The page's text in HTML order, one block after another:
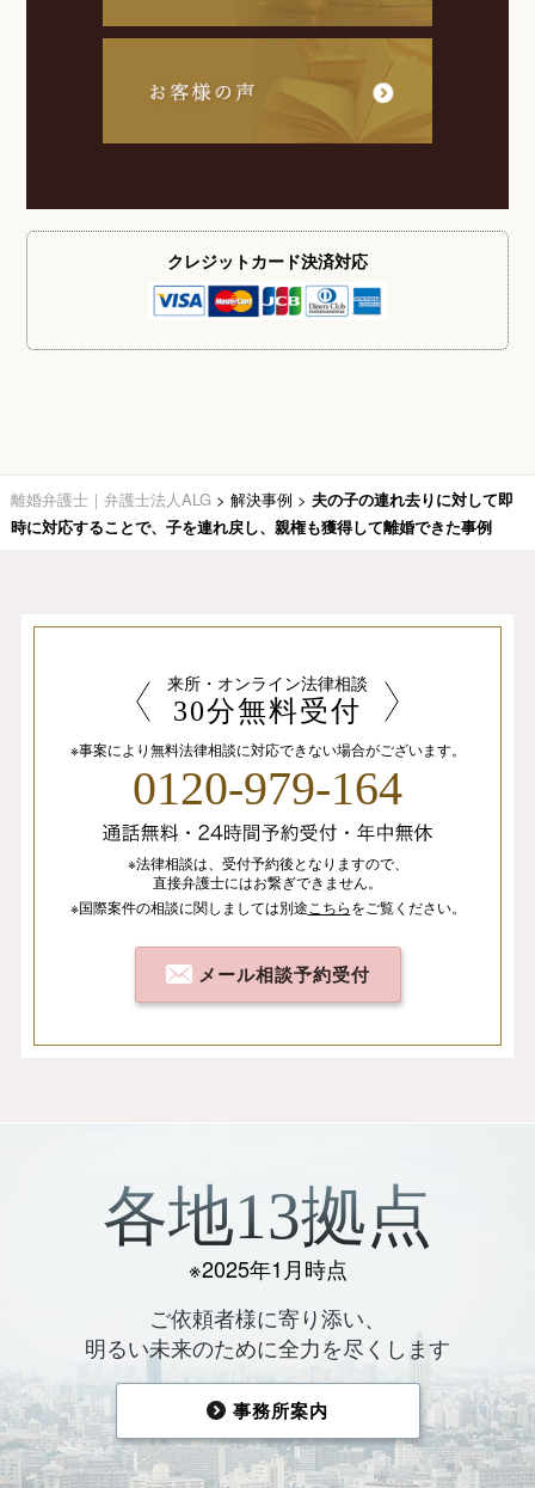
クレジットカード決済対応
離婚弁護士｜弁護士法人ALG > 解決事例 > 夫の子の連れ去りに対して即
時に対応することで、子を連れ戻し、親権も獲得して離婚できた事例
来所・オンライン法律相談
30分無料受付
※事案により無料法律相談に対応できない場合がございます。
0120-979-164
※法律相談は、 受付予約後となりますので、
直接弁護士にはお繋ぎできません。
※国際案件の相談に関しましては別途 こちらをご覧ください。
メール相談予約受付
各地13拠点
※2025年1月時点
ご依頼者様に寄り添い、
明るい未来のために全力を尽くします
事務所案内